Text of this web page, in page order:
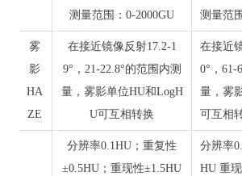
测量范围：0-2000GU 测量范
雾
影
HA
ZE
在接近镜像反射17.2-1
9°，21-22.8°的范围内测
量，雾影单位HU和LogH
U可互相转换
在接近
0°，61-
量，雾
可互相
分辨率0.1HU；重复性
±0.5HU；重现性±1.5HU
分辨率
HU 重